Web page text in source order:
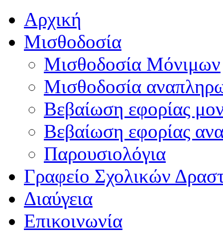
Αρχική
Μισθοδοσία
Μισθοδοσία Μόνιμων
Μισθοδοσία
Βεβαίωση εφορίας
Βεβαίωση εφορίας
Παρουσιολόγια
Γραφείο Σχολικών
Διαύγεια
Επικοινωνία